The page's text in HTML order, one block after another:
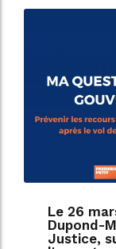
Le 26
Dupond-
Justice,